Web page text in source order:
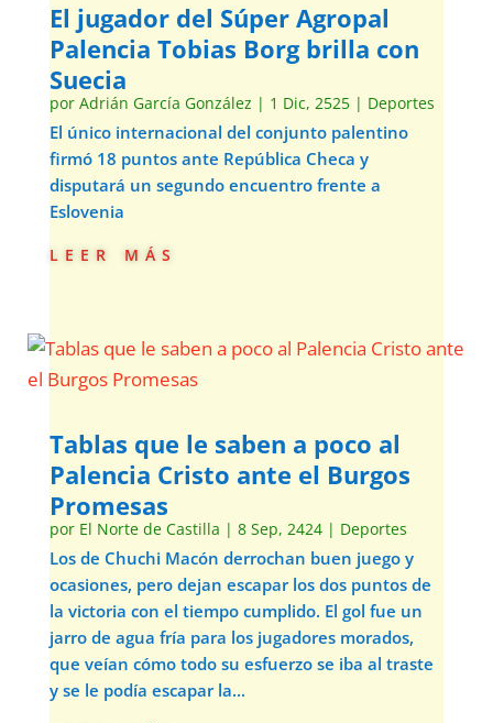
El jugador del Súper Agropal
Palencia Tobias Borg brilla con
Suecia
por Adrián García González | 1 Dic, 2525| Deportes
El único internacional del conjunto palentino
firmó 18 puntos ante República Checa y
disputará un segundo encuentro frente a
Eslovenia
leer más
Tablas que le saben a poco al
Palencia Cristo ante el Burgos
Promesas
por El Norte de Castilla | 8 Sep, 2424| Deportes
Los de Chuchi Macón derrochan buen juego y
ocasiones, pero dejan escapar los dos puntos de
la victoria con el tiempo cumplido. El gol fue un
jarro de agua fría para los jugadores morados,
que veían cómo todo su esfuerzo se iba al traste
y se le podía escapar la...